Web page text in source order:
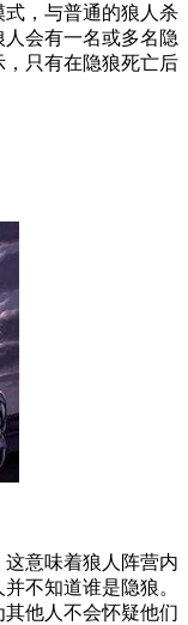
，与普通的狼人杀
会有一名或多名隐
只有在隐狼死亡后
意味着狼人阵营内
不知道谁是隐狼。
他人不会怀疑他们